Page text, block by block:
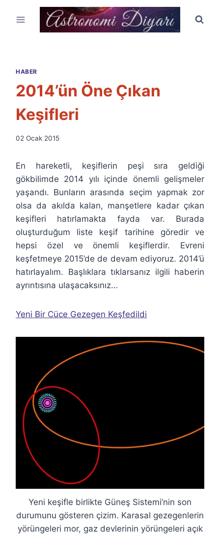
HABER
2014’ün Öne Çıkan
Keşifleri
By
Özyar
02 Ocak 2015
En hareketli, keşiflerin peşi sıra geldiği
gökbilimde 2014 yılı içinde önemli gelişmeler
yaşandı. Bunların arasında seçim yapmak zor
olsa da akılda kalan, manşetlere kadar çıkan
keşifleri hatırlamakta fayda var. Burada
oluşturduğum liste keşif tarihine göredir ve
hepsi özel ve önemli keşiflerdir. Evreni
keşfetmeye 2015’de de devam ediyoruz. 2014’ü
hatırlayalım. Başlıklara tıklarsanız ilgili haberin
ayrıntısına ulaşacaksınız…
Yeni Bir Cüce Gezegen Keşfedildi
Yeni keşifle birlikte Güneş Sistemi’nin son
durumunu gösteren çizim. Karasal gezegenlerin
yörüngeleri mor, gaz devlerinin yörüngeleri açık